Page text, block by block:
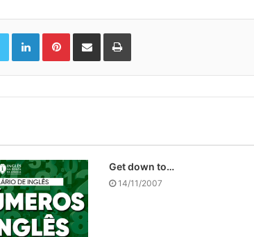
LinkedinPinterest
Compartilhar via e-mail Imprimir
Get down to…
14/11/2007